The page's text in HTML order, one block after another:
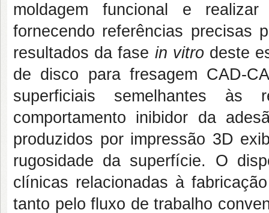
moldagem funcional e
fornecendo referências precisas
resultados da fase in vitrodeste
de disco para fresagem CAD-
superficiais semelhantes às
comportamento inibidor da
produzidos por impressão 3D
rugosidade da superfície. O
clínicas relacionadas à
tanto pelo fluxo de trabalho